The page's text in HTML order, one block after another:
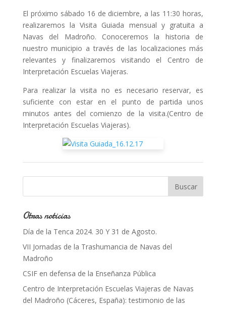
El próximo sábado 16 de diciembre, a las 11:30 horas,
realizaremos la Visita Guiada mensual y gratuita a
Navas del Madroño. Conoceremos la historia de
nuestro municipio a través de las localizaciones más
relevantes y finalizaremos visitando el Centro de
Interpretación Escuelas Viajeras.
Para realizar la visita no es necesario reservar, es
suficiente con estar en el punto de partida unos
minutos antes del comienzo de la visita.(Centro de
Interpretación Escuelas Viajeras).
Otras noticias
Día de la Tenca 2024. 30 Y 31 de Agosto.
VII Jornadas de la Trashumancia de Navas del
Madroño
CSIF en defensa de la Enseñanza Pública
Centro de Interpretación Escuelas Viajeras de Navas
del Madroño (Cáceres, España): testimonio de las